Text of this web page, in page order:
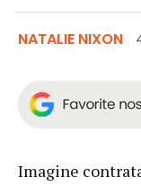
NATALIE NIXON
Imagine